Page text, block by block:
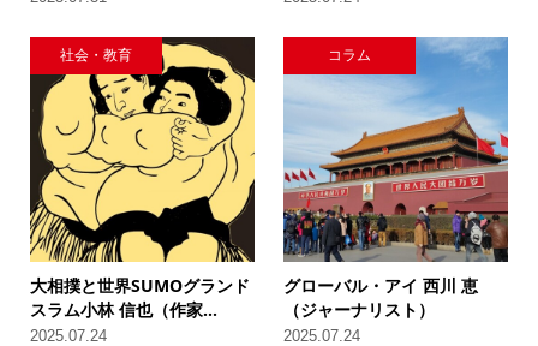
社会・教育
大相撲と世界SUMOグランド
スラム小林 信也（作家...
2025.07.24
コラム
グローバル・アイ 西川 恵
（ジャーナリスト）
2025.07.24